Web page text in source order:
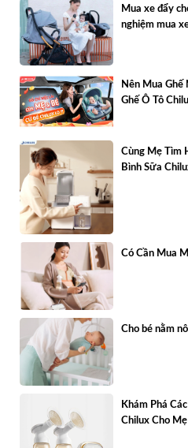
Mua xe đẩy
nghiệm mua
Nên Mua Ghế
Ghế Ô Tô
Cùng Mẹ Tìm
Bình Sữa
Có Cần Mua
Cho bé nằm
Khám Phá
Chilux Cho